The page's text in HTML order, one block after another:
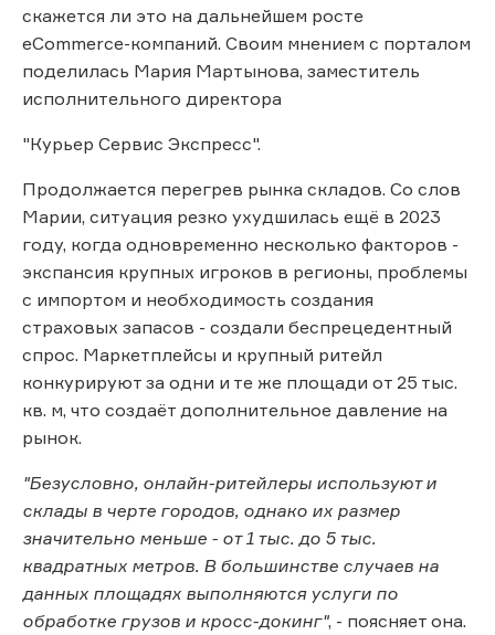
скажется ли это на дальнейшем росте
eCommerce-компаний. Своим мнением с порталом
поделилась Мария Мартынова, заместитель
исполнительного директора
"Курьер Сервис Экспресс".
Продолжается перегрев рынка складов. Со слов
Марии, ситуация резко ухудшилась ещё в 2023
году, когда одновременно несколько факторов -
экспансия крупных игроков в регионы, проблемы
с импортом и необходимость создания
страховых запасов - создали беспрецедентный
спрос. Маркетплейсы и крупный ритейл
конкурируют за одни и те же площади от 25 тыс.
кв. м, что создаёт дополнительное давление на
рынок.
"Безусловно, онлайн-ритейлеры используют и
склады в черте городов, однако их размер
значительно меньше - от 1 тыс. до 5 тыс.
квадратных метров. В большинстве случаев на
данных площадях выполняются услуги по
обработке грузов и кросс-докинг", - поясняет она.